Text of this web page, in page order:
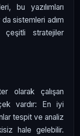
bu yazılımları
sistemleri adım
stratejiler
olarak çalışan
vardır: En iyi
tespit ve analiz
hale gelebilir.